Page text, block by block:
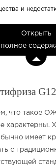
и
и
и
и
Открыть
полное
G12
что такое
характерны.
имеет
с